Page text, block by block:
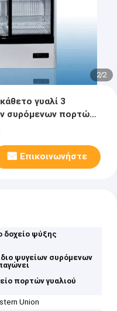
2/2
γυαλί 3
συρόμενων πορτών
Επικοινωνήστε
δοχείο ψύξης
ψυγείων συρόμενων
πορτών γυαλιού
Union